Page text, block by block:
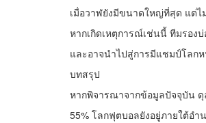
เมื่อวาฬยังมีขนาดใหญ่ที่สุด แต่
หากเกิดเหตุการณ์เช่นนี้ ทีมรอง
และอาจนำไปสู่การมีแชมป์โลก
บทสรุป
หากพิจารณาจากข้อมูลปัจจุบัน ดุ
55% โลกฟุตบอลยังอยู่ภายใต้อำ